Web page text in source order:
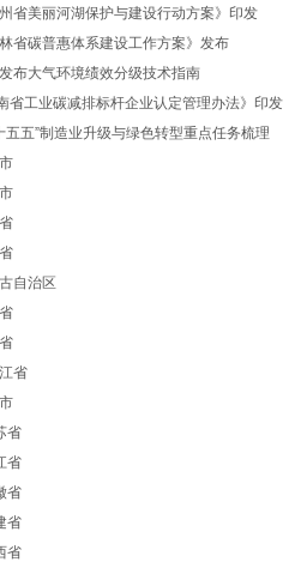
省美丽河湖保护与建设行动方案》印发
省碳普惠体系建设工作方案》发布
布大气环境绩效分级技术指南
省工业碳减排标杆企业认定管理办法》印发
五五”制造业升级与绿色转型重点任务梳理
自治区
省
省
省
省
省
省